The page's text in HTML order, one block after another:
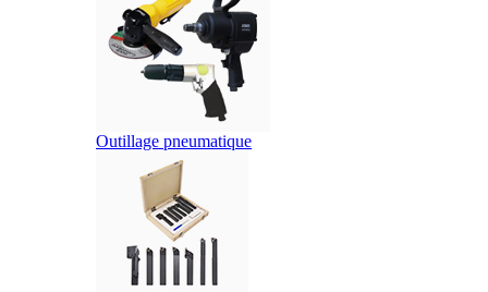
Outillage pneumatique